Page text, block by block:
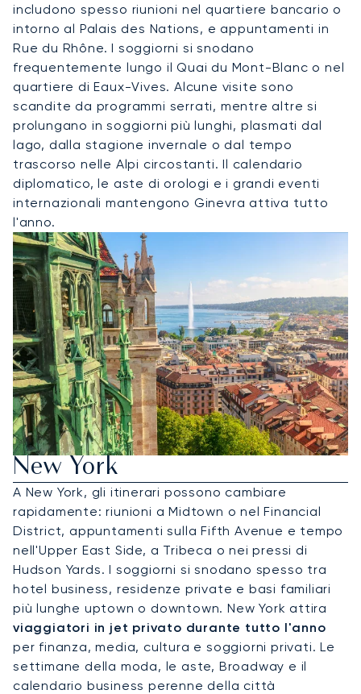
includono spesso riunioni nel quartiere bancario o
intorno al Palais des Nations, e appuntamenti in
Rue du Rhône. I soggiorni si snodano
frequentemente lungo il Quai du Mont-Blanc o nel
quartiere di Eaux-Vives. Alcune visite sono
scandite da programmi serrati, mentre altre si
prolungano in soggiorni più lunghi, plasmati dal
lago, dalla stagione invernale o dal tempo
trascorso nelle Alpi circostanti. Il calendario
diplomatico, le aste di orologi e i grandi eventi
internazionali mantengono Ginevra attiva tutto
l'anno.
Noleggia Un Jet Privato Per
New York
A New York, gli itinerari possono cambiare
rapidamente: riunioni a Midtown o nel Financial
District, appuntamenti sulla Fifth Avenue e tempo
nell'Upper East Side, a Tribeca o nei pressi di
Hudson Yards. I soggiorni si snodano spesso tra
hotel business, residenze private e basi familiari
più lunghe uptown o downtown. New York attira
viaggiatori in jet privato durante tutto l'anno
per finanza, media, cultura e soggiorni privati. Le
settimane della moda, le aste, Broadway e il
calendario business perenne della città